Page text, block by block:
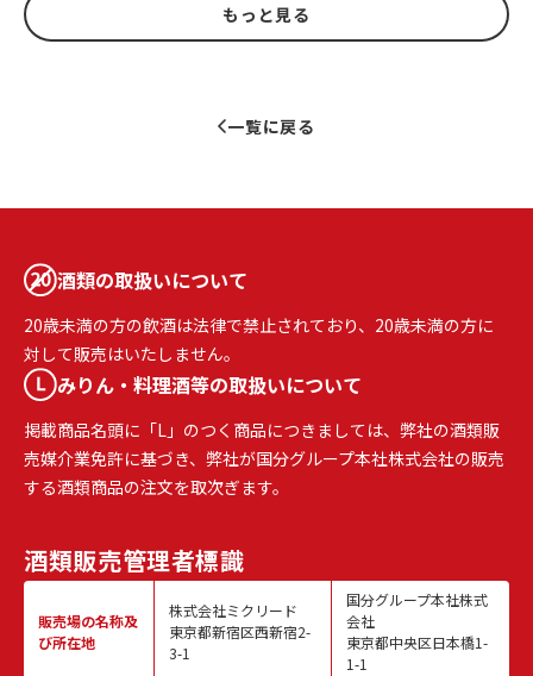
もっと見る
一覧に戻る
酒類の取扱いについて
20歳未満の方の飲酒は法律で禁止されており、20歳未満の方に
対して販売はいたしません。
みりん・料理酒等の取扱いについて
掲載商品名頭に「L」のつく商品につきましては、弊社の酒類販
売媒介業免許に基づき、弊社が国分グループ本社株式会社の販売
する酒類商品の注文を取次ぎます。
酒類販売管理者標識
販売場の名称及
び所在地
株式会社ミクリード
東京都新宿区西新宿2-
3-1
国分グループ本社株式
会社
東京都中央区日本橋1-
1-1